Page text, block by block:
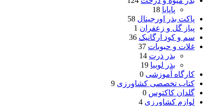
پاپایا 18
پاکت بذر اورجینال 58
پیاز گل و زعفران 1
سم و کود ارگانیک 36
غلات و حبوبات 37
بذر ذرت 14
بذر لوبیا 19
کارگاه آموزشی 0
کتاب تخصصی کشاورزی 9
گلدان کاکتوس 0
لوازم کشاورزی 4